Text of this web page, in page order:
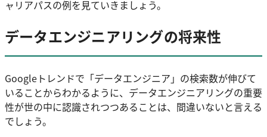
ャリアパスの例を見ていきましょう。
データエンジニアリングの将来性
Googleトレンドで「データエンジニア」の検索数が伸びて
いることからわかるように、データエンジニアリングの重要
性が世の中に認識されつつあることは、間違いないと言える
でしょう。